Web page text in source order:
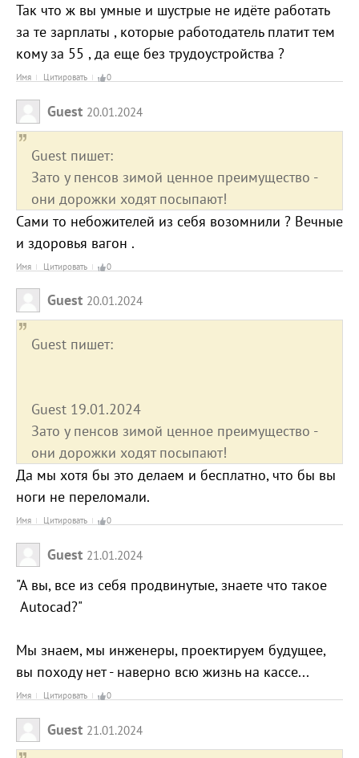
Так что ж вы умные и шустрые не идёте работать
за те зарплаты , которые работодатель платит тем
кому за 55 , да еще без трудоустройства ?
Имя Цитировать 0
Guest 20.01.2024
Guest пишет:
Зато у пенсов зимой ценное преимущество -
они дорожки ходят посыпают!
Сами то небожителей из себя возомнили ? Вечные
и здоровья вагон .
Имя Цитировать 0
Guest 20.01.2024
Guest пишет:
Guest 19.01.2024
Зато у пенсов зимой ценное преимущество -
они дорожки ходят посыпают!
Да мы хотя бы это делаем и бесплатно, что бы вы
ноги не переломали.
Имя Цитировать 0
Guest 21.01.2024
"А вы, все из себя продвинутые, знаете что такое
Autocad?"
Мы знаем, мы инженеры, проектируем будущее,
вы походу нет - наверно всю жизнь на кассе...
Имя Цитировать 0
Guest 21.01.2024